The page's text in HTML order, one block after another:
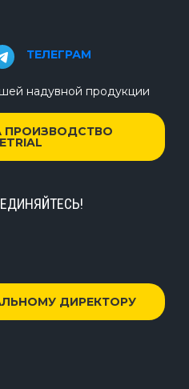
ТЕЛЕГРАМ
надувной продукции
ПРОИЗВОДСТВО
ДИРЕКТОРУ